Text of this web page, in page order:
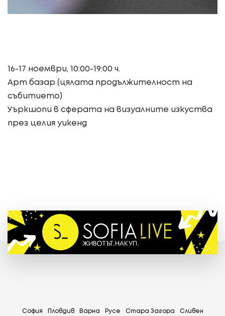
16-17 ноември, 10:00-19:00 ч.
Арт базар (цялата продължителност на
събитието)
Уъркшопи в сферата на визуалните изкуства
през целия уикенд
София Пловдив Варна Русе Стара Загора Сливен